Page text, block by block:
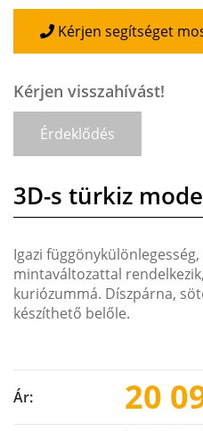
Kérjen segítséget
Kérjen visszahívást!
Érdeklődés
3D-s türkiz
Igazi
mintaváltozattal
kuriózummá. Díszpárna,
készíthető belőle.
Ár: 20